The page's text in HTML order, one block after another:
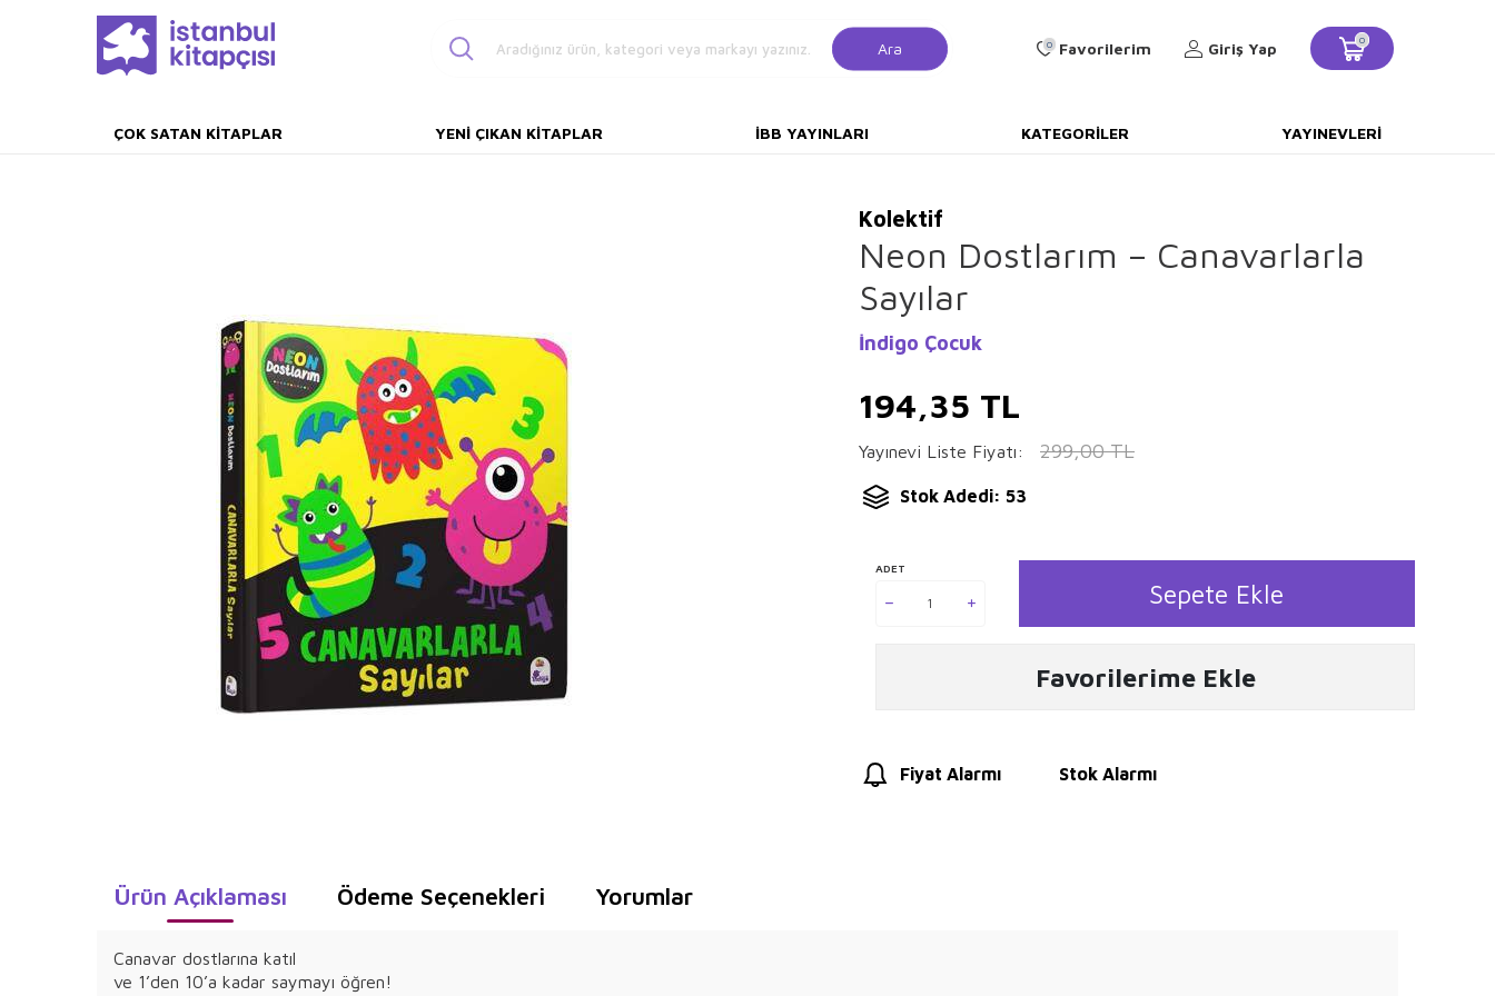
Ara 0 Favorilerim Giriş Yap 0
ÇOK SATAN KITAPLAR YENI ÇIKAN KITAPLAR İBB YAYINLARI KATEGORILER YAYINEVLERI
Kolektif
Neon Dostlarım – Canavarlarla
Sayılar
İndigo Çocuk
194,35 TL
Yayınevi Liste Fiyatı: 299,00TL
Stok Adedi: 53
ADET
Sepete Ekle
Favorilerime Ekle
Fiyat Alarmı Stok Alarmı
Ürün Açıklaması Ödeme Seçenekleri Yorumlar
Canavar dostlarına katıl
ve 1’den 10’a kadar saymayı öğren!